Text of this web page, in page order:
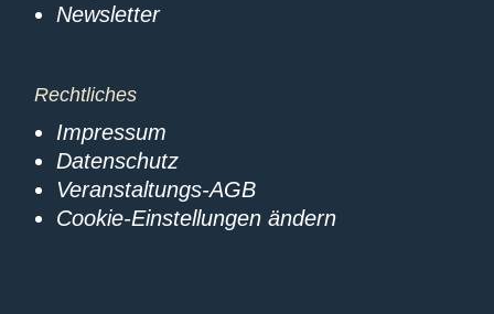
Newsletter
Rechtliches
Impressum
Datenschutz
Veranstaltungs-AGB
Cookie-Einstellungen ändern